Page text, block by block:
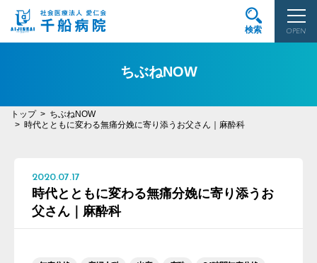
OPEN
検索
ちぶねNOW
トップ
ちぶねNOW
時代とともに変わる無痛分娩に寄り添うお父さん｜麻酔科
2020.07.17
時代とともに変わる無痛分娩に寄り添うお
父さん｜麻酔科